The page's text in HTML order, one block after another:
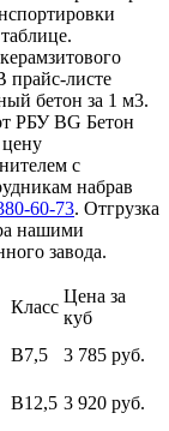
прайс-листе
бетон за 1 м3.
РБУ BG Бетон
с
набрав
60-73. Отгрузка
нашими
завода.
Класс
Цена за
куб
В7,5
3 785 руб.
В12,5 3 920 руб.